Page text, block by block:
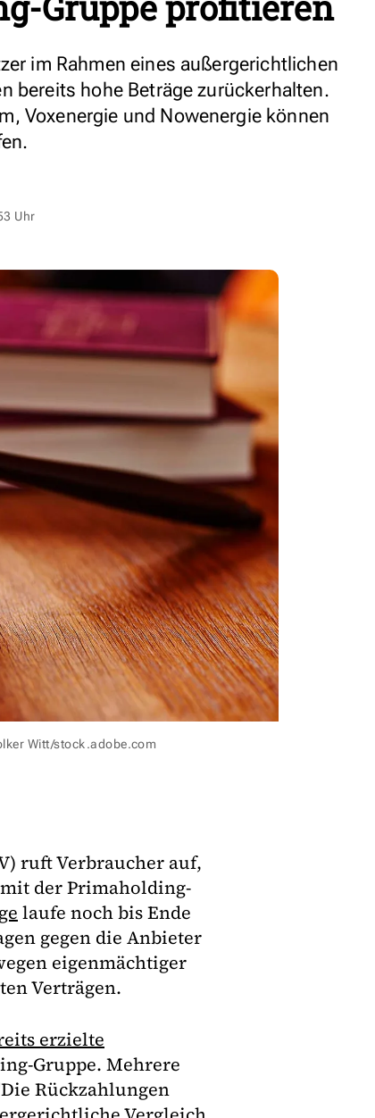
im Rahmen eines außergerichtlichen
bereits hohe Beträge zurückerhalten.
Voxenergie und Nowenergie können
Uhr
Witt/stock.adobe.com
ruft Verbraucher auf,
der Primaholding-
laufe noch bis Ende
gegen die Anbieter
eigenmächtiger
Verträgen.
erzielte
Gruppe. Mehrere
Rückzahlungen